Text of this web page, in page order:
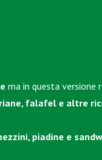
ma in questa versione
falafel e altre
piadine e